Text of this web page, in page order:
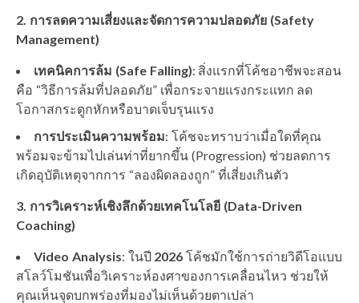
2. การลดความเสี่ยงและจัดการความปลอดภัย (Safety
Management)
เทคนิคการล้ม (Safe Falling): สิ่งแรกที่โค้ชอาชีพจะสอน
คือ “วิธีการล้มที่ปลอดภัย” เพื่อกระจายแรงกระแทก ลด
โอกาสกระดูกหักหรือบาดเจ็บรุนแรง
การประเมินความพร้อม: โค้ชจะทราบว่าเมื่อใดที่คุณ
พร้อมจะข้ามไปเล่นท่าที่ยากขึ้น (Progression) ช่วยลดการ
เกิดอุบัติเหตุจากการ “ลองผิดลองถูก” ที่เสี่ยงเกินตัว
3. การวิเคราะห์เชิงลึกด้วยเทคโนโลยี (Data-Driven
Coaching)
Video Analysis: ในปี 2026 โค้ชมักใช้การถ่ายวิดีโอแบบ
สโลว์โมชันเพื่อวิเคราะห์องศาของการเคลื่อนไหว ช่วยให้
คุณเห็นจุดบกพร่องที่มองไม่เห็นด้วยตาเปล่า